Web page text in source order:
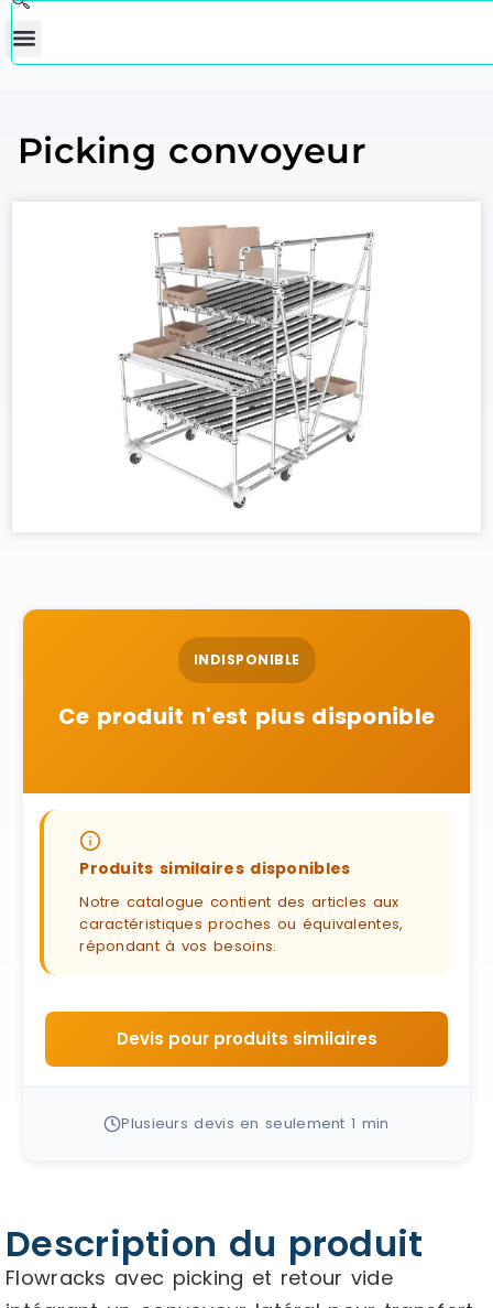
Picking convoyeur
INDISPONIBLE
Ce produit n'est plus disponible
Produits similaires disponibles
Notre catalogue contient des articles aux
caractéristiques proches ou équivalentes,
répondant à vos besoins.
Devis pour produits similaires
Plusieurs devis en seulement 1 min
Description du produit
Flowracks avec picking et retour vide